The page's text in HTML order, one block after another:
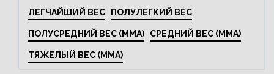
ЛЕГЧАЙШИЙ ВЕС ПОЛУЛЕГКИЙ ВЕС
ПОЛУСРЕДНИЙ ВЕС (MMA) СРЕДНИЙ ВЕС (MMA)
ТЯЖЕЛЫЙ ВЕС (MMA)